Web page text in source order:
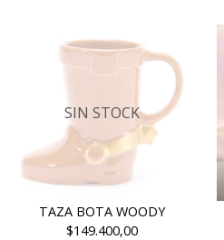
SIN STOCK
TAZA BOTA WOODY
$149.400,00